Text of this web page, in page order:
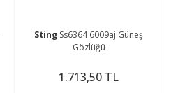
Sting Ss6364 6009aj Güneş
Gözlüğü
1.713,50 TL